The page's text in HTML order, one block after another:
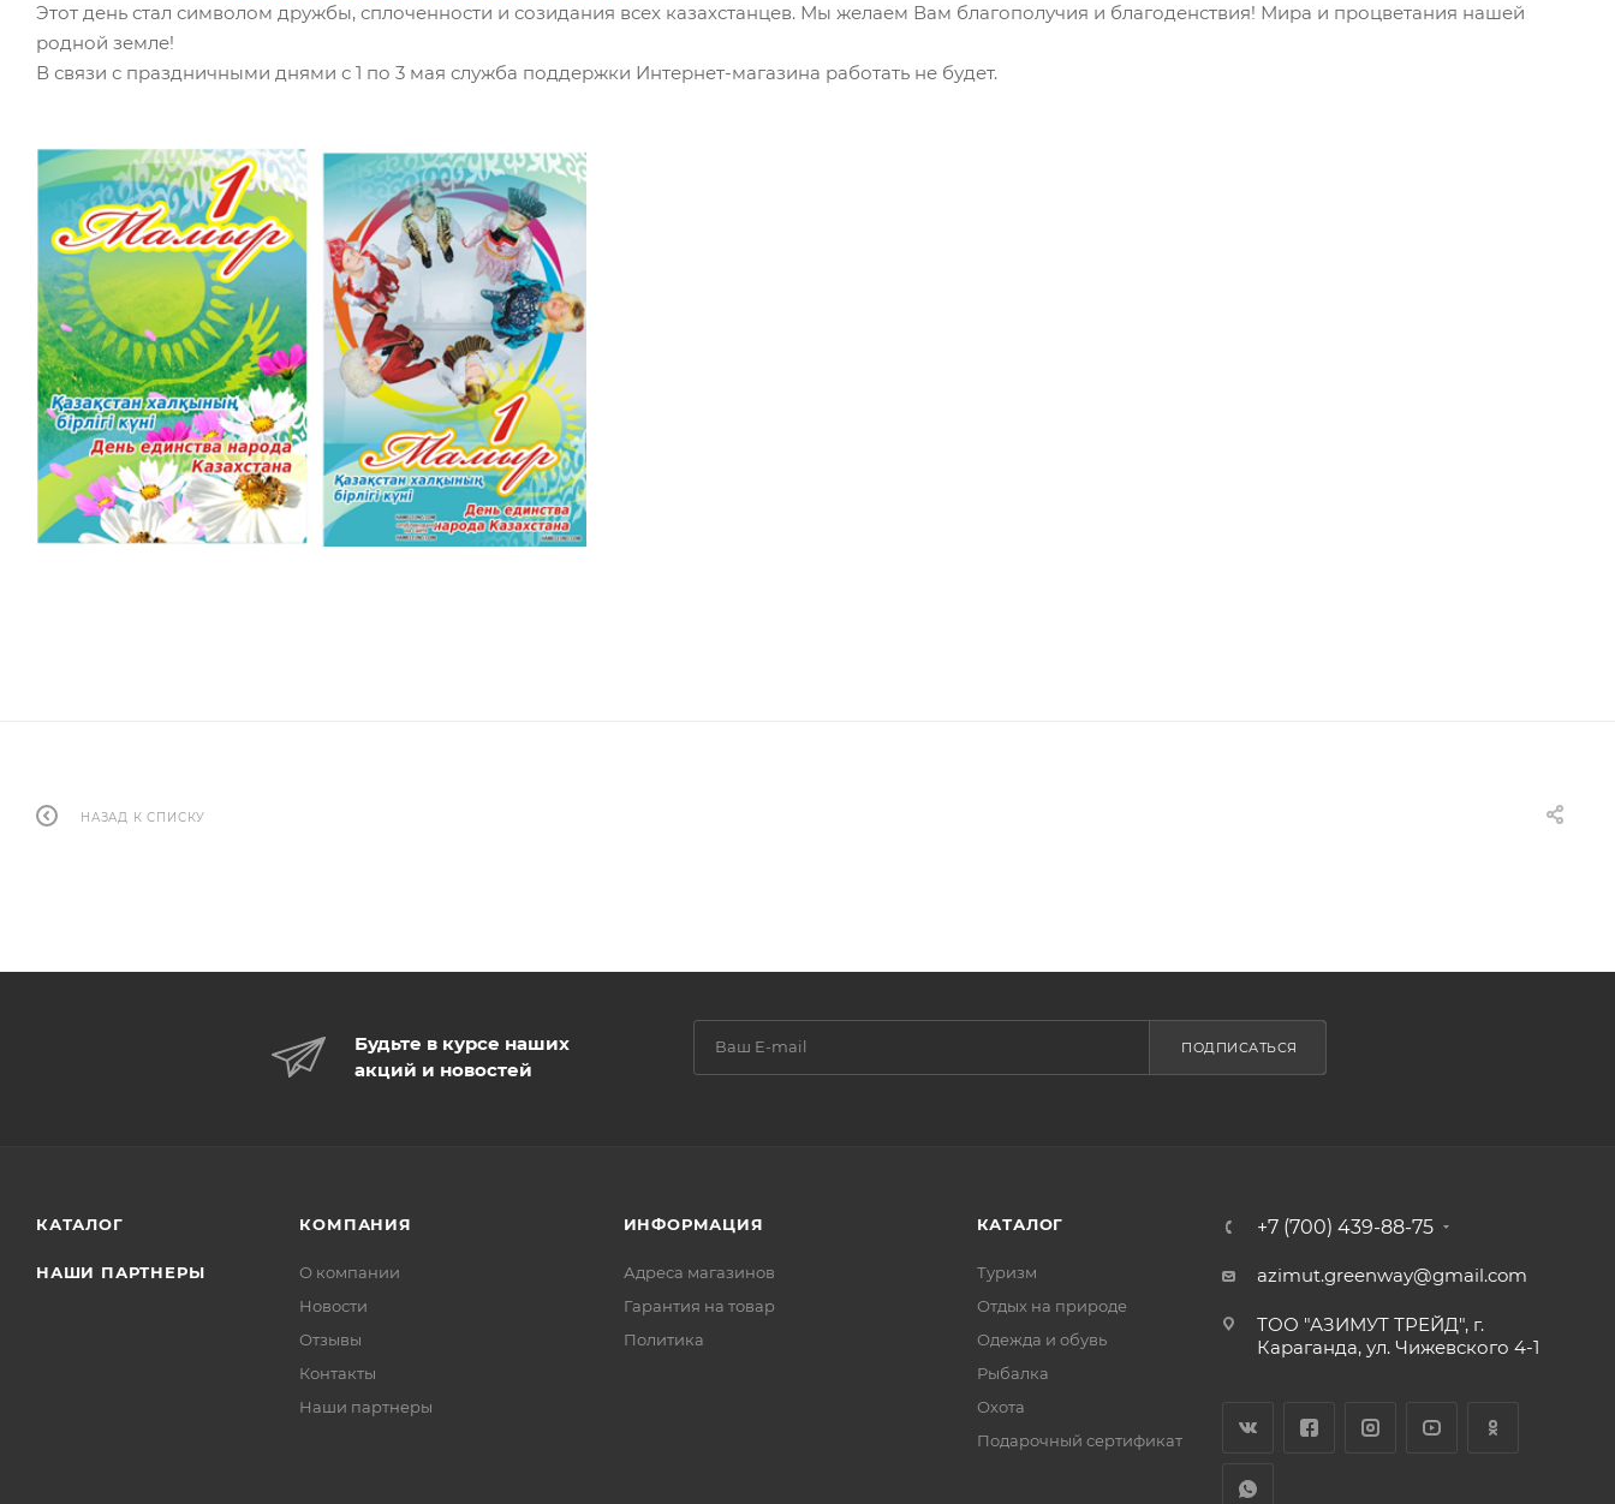
Этот день стал символом дружбы, сплоченности и созидания всех казахстанцев. Мы желаем Вам благополучия и благоденствия! Мира и процветания нашей
родной земле!
В связи с праздничными днями с 1 по 3 мая служба поддержки Интернет-магазина работать не будет.
НАЗАД К СПИСКУ
Будьте в курсе наших
акций и новостей
ПОДПИСАТЬСЯ
КАТАЛОГ
НАШИ ПАРТНЕРЫ
КОМПАНИЯ
О компании
Новости
Отзывы
Контакты
Наши партнеры
ИНФОРМАЦИЯ
Адреса магазинов
Гарантия на товар
Политика
КАТАЛОГ
Туризм
Отдых на природе
Одежда и обувь
Рыбалка
Охота
Подарочный сертификат
+7 (700) 439-88-75
azimut.greenway@gmail.com
ТОО "АЗИМУТ ТРЕЙД", г.
Караганда, ул. Чижевского 4-1